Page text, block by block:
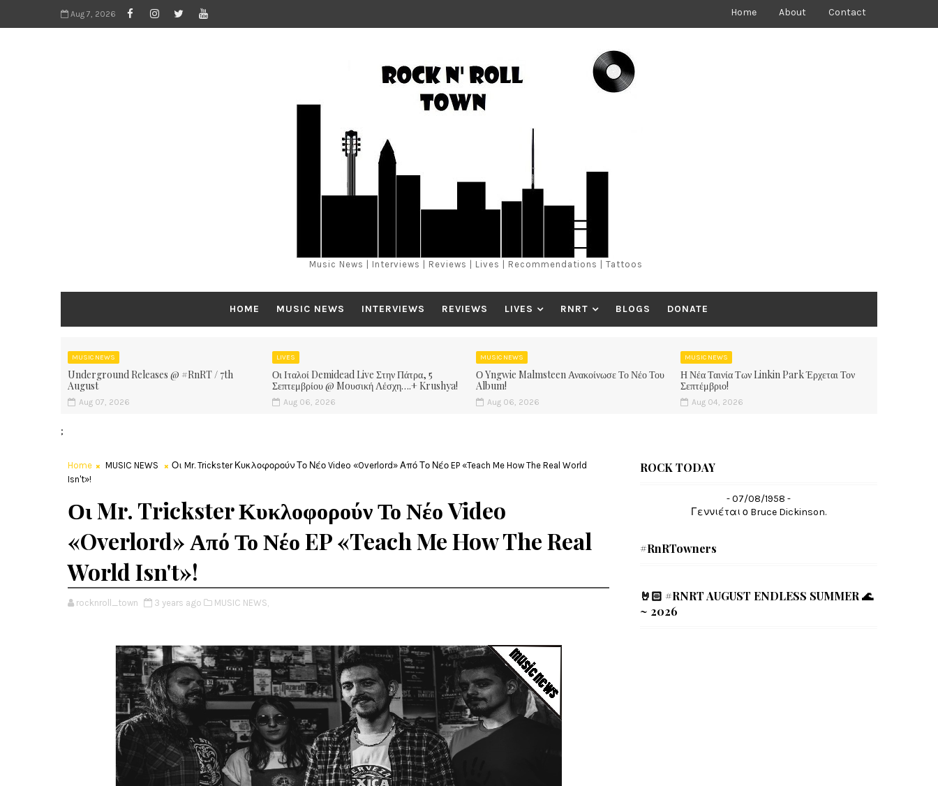
Aug 7, 2026 Home About Contact
Music News | Interviews | Reviews | Lives | Recommendations | Tattoos
HOME MUSIC NEWS INTERVIEWS REVIEWS LIVES RNRT BLOGS DONATE
MUSIC NEWS
Underground Releases @ #RnRT / 7th
August
Aug 07, 2026
LIVES
Οι Ιταλοί Demidead Live Στην Πάτρα, 5
Σεπτεμβρίου @ Moυσική Λέσχη….+ Krushya!
Aug 06, 2026
MUSIC NEWS
Ο Yngwie Malmsteen Ανακοίνωσε Το Νέο Του
Album!
Aug 06, 2026
MUSIC NEWS
Η Νέα Ταινία Των Linkin Park Έρχεται Τον
Σεπτέμβριο!
Aug 04, 2026
;
Home MUSIC NEWS
Οι Mr. Trickster Κυκλοφορούν Το Νέο Video «Overlord» Από Το Νέο EP «Teach Me How The Real World
Isn't»!
Οι Mr. Trickster Κυκλοφορούν Το Νέο Video
«Overlord» Από Το Νέο EP «Teach Me How The Real
World Isn't»!
rocknroll_town 3 years ago MUSIC NEWS,
ROCK TODAY
- 07/08/1958 -
Γεννιέται ο Bruce Dickinson.
#RnRTowners
🤘🏻 #RNRT AUGUST ENDLESS SUMMER 🌊
~ 2026